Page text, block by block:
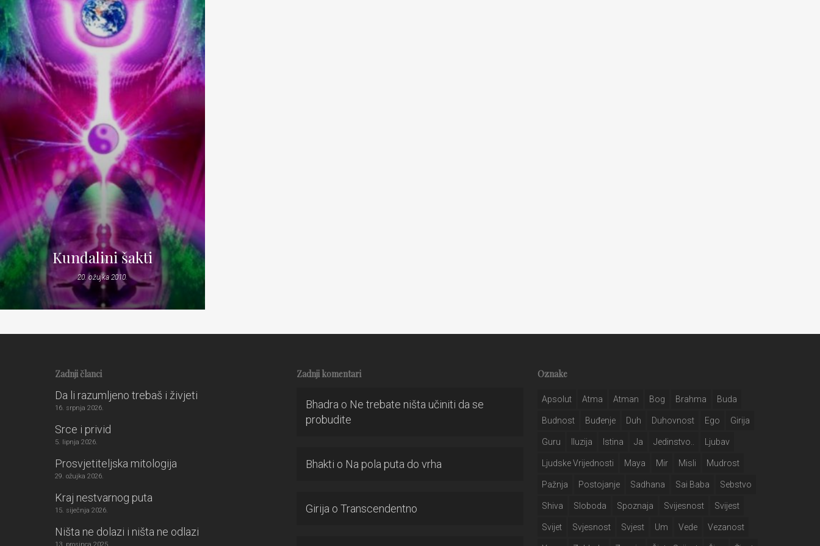
Kundalini šakti
20. ožujka 2010.
Zadnji članci
Da li razumljeno trebaš i živjeti
16. srpnja 2026.
Srce i privid
5. lipnja 2026.
Prosvjetiteljska mitologija
29. ožujka 2026.
Kraj nestvarnog puta
15. siječnja 2026.
Ništa ne dolazi i ništa ne odlazi
Zadnji komentari
Bhadra o Ne trebate ništa učiniti da se
probudite
Bhakti o Na pola puta do vrha
Girija o Transcendentno
Oznake
Apsolut Atma Atman Bog Brahma Buda
Budnost Buđenje Duh Duhovnost Ego Girija
Guru Iluzija Istina Ja Jedinstvo.. Ljubav
Ljudske Vrijednosti Maya Mir Misli Mudrost
Pažnja Postojanje Sadhana Sai Baba Sebstvo
Shiva Sloboda Spoznaja Svijesnost Svijest
Svijet Svjesnost Svjest Um Vede Vezanost